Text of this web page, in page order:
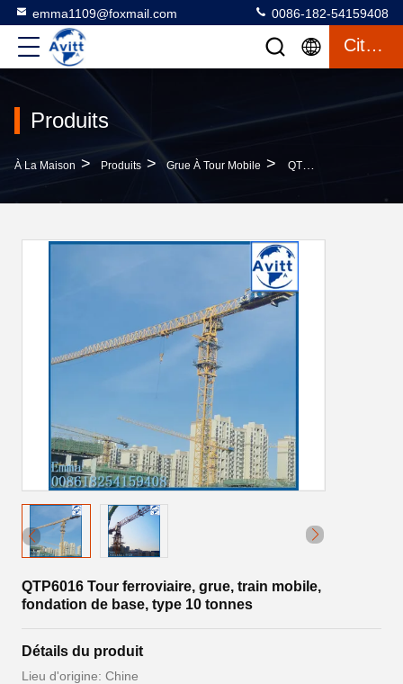
emma1109@foxmail.com 0086-182-54159408
Citation
Produits
À La Maison > Produits > Grue À Tour Mobile > QTP6016 Tour Ferroviaire, Grue, Train Mobile, Fondation De Base, Type 10 Tonnes
QTP6016 Tour ferroviaire, grue, train mobile,
fondation de base, type 10 tonnes
Détails du produit
Lieu d'origine: Chine